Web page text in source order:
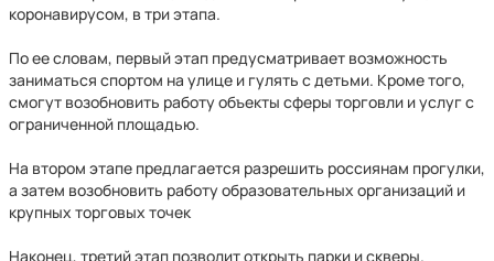
коронавирусом, в три этапа.
По ее словам, первый этап предусматривает возможность
заниматься спортом на улице и гулять с детьми. Кроме того,
смогут возобновить работу объекты сферы торговли и услуг с
ограниченной площадью.
На втором этапе предлагается разрешить россиянам прогулки,
а затем возобновить работу образовательных организаций и
крупных торговых точек
Наконец, третий этап позволит открыть парки и скверы.